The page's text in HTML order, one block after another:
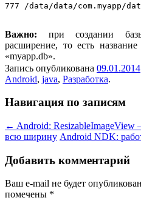
777 /data/data/com.myapp/
Важно: при создании
расширение, то есть
«myapp.db».
Запись опубликована 09.01.2014
Android, java, Разработка.
Навигация по записям
← Android: ResizableImageView
всю ширину Android NDK:
Добавить комментарий
Ваш e-mail не будет
помечены *